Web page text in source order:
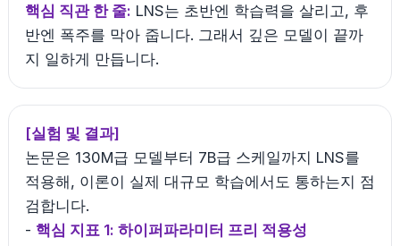
핵심 직관 한 줄: LNS는 초반엔 학습력을 살리고, 후
반엔 폭주를 막아 줍니다. 그래서 깊은 모델이 끝까
지 일하게 만듭니다.
[실험 및 결과]
논문은 130M급 모델부터 7B급 스케일까지 LNS를
적용해, 이론이 실제 대규모 학습에서도 통하는지 점
검합니다.
- 핵심 지표 1: 하이퍼파라미터 프리 적용성